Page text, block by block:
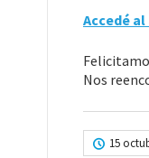
Accedé
Nos
15